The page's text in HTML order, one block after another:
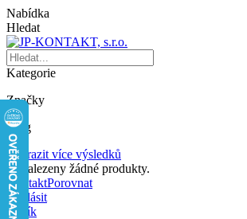
Nabídka
Hledat
Kategorie
Značky
Blog
Zobrazit více výsledků
Nenalezeny žádné produkty.
KontaktPorovnat
Přihlásit
Košík